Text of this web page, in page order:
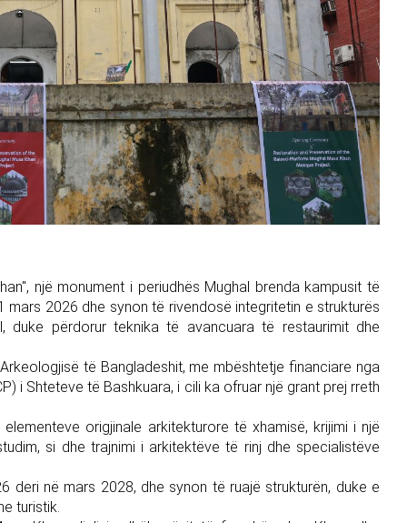
një monument i periudhës Mughal brenda kampusit të
mars 2026 dhe synon të rivendosë integritetin e strukturës
duke përdorur teknika të avancuara të restaurimit dhe
të Bangladeshit, me mbështetje financiare nga
i Shteteve të Bashkuara, i cili ka ofruar një grant prej rreth
origjinale arkitekturore të xhamisë, krijimi i një
si dhe trajnimi i arkitektëve të rinj dhe specialistëve
deri në mars 2028, dhe synon të ruajë strukturën, duke e
turistik.